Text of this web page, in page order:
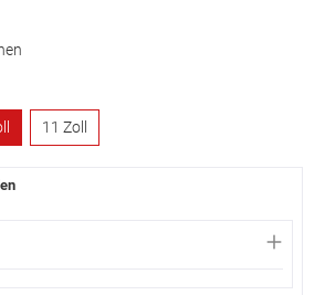
11 Zoll